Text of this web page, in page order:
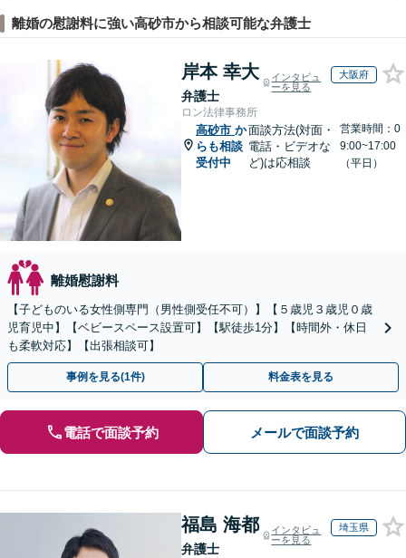
離婚の慰謝料に強い高砂市から相談可能な弁護士
岸本 幸大
弁護士
インタビュ
ーを見る
大阪府
ロン法律事務所
高砂市 か
らも相談
受付中
面談方法(対面・
電話・ビデオな
ど)は応相談
営業時間：0
9:00~17:00
（平日）
離婚慰謝料
【子どものいる女性側専門（男性側受任不可）】【５歳児３歳児０歳
児育児中】【ベビースペース設置可】【駅徒歩1分】【時間外・休日
も柔軟対応】【出張相談可】
事例を見る(1件) 料金表を見る
電話で面談予約 メールで面談予約
福島 海都
弁護士
インタビュ
ーを見る
埼玉県